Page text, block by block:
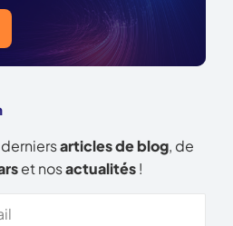
articles de blog, de
et nosactualités!